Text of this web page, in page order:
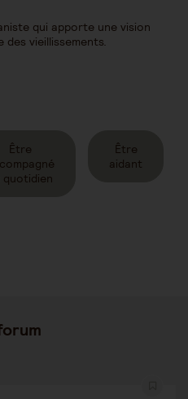
qui apporte une vision
vieillissements.
Être
quotidien
Être
aidant